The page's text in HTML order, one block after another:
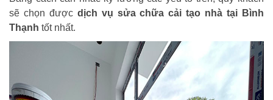
sẽ chọn được dịch vụ sửa chữa cải tạo nhà tại Bình
Thạnh tốt nhất.